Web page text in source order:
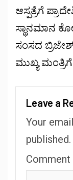
ಆಸ್ಪತ್ರೆಗೆ
ಸ್ಥಾನಮಾನ
ಸಂಸದ
ಮುಖ್ಯ
Leave a
Your
published.
Comment